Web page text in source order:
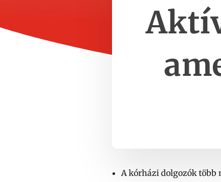
A kórházi dolgozók több